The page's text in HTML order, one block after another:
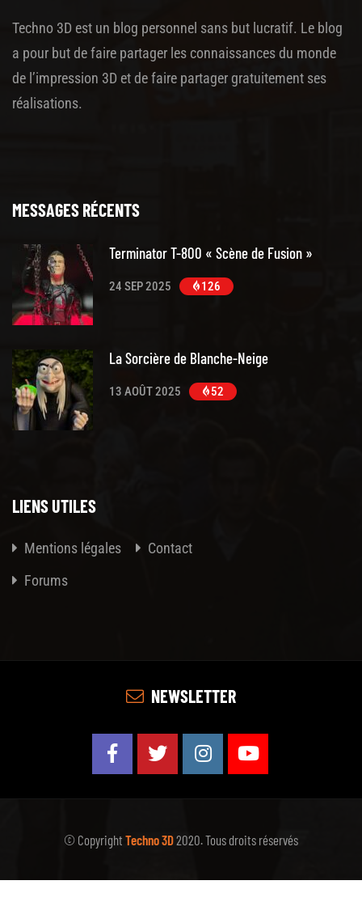
Techno 3D est un blog personnel sans but lucratif. Le blog
a pour but de faire partager les connaissances du monde
de l’impression 3D et de faire partager gratuitement ses
réalisations.
MESSAGES RÉCENTS
Terminator T-800 « Scène de Fusion »
24 SEP 2025 126
La Sorcière de Blanche-Neige
13 AOÛT 2025 52
LIENS UTILES
Mentions légales
Forums
Contact
NEWSLETTER
© Copyright Techno 3D2020. Tous droits réservés